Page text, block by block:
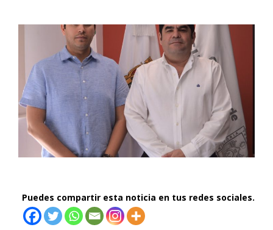
Puedes compartir esta noticia en tus redes sociales.